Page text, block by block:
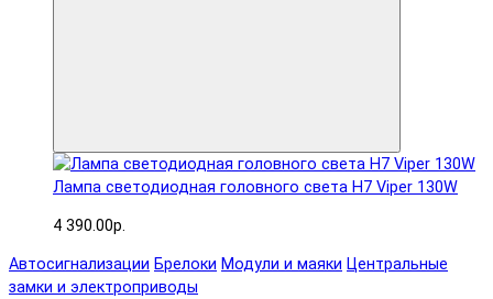
Лампа светодиодная головного света H7 Viper 130W
4 390.00р.
Автосигнализации Брелоки Модули и маяки Центральные
замки и электроприводы